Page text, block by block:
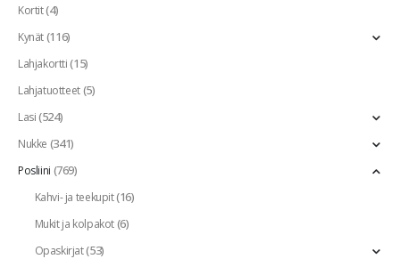
Kortit(4)
Kynät(116)
Lahjakortti(15)
Lahjatuotteet(5)
Lasi(524)
Nukke (341)
Posliini (769)
Kahvi- ja teekupit(16)
Mukit ja kolpakot(6)
Opaskirjat(53)